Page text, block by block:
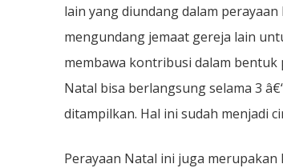
lain yang diundang dalam
mengundang jemaat gereja lain
membawa kontribusi dalam bentuk
Natal bisa berlangsung selama 3
ditampilkan. Hal ini sudah menjadi
Perayaan Natal ini juga